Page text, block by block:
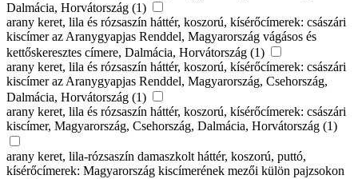
Dalmácia, Horvátország (1)
arany keret, lila és rózsaszín háttér, koszorú, kísérőcímerek: császári
kiscímer az Aranygyapjas Renddel, Magyarország vágásos és
kettőskeresztes címere, Dalmácia, Horvátország (1)
arany keret, lila és rózsaszín háttér, koszorú, kísérőcímerek: császári
kiscímer az Aranygyapjas Renddel, Magyarország, Csehország,
Dalmácia, Horvátország (1)
arany keret, lila és rózsaszín háttér, koszorú, kísérőcímerek: császári
kiscímer, Magyarország, Csehország, Dalmácia, Horvátország (1)
arany keret, lila-rózsaszín damaszkolt háttér, koszorú, puttó,
kísérőcímerek: Magyarország kiscímerének mezői külön pajzsokon